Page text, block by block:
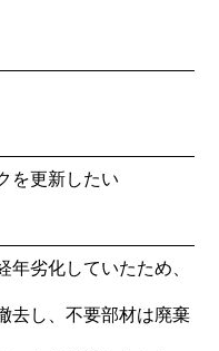
を更新したい
年劣化していたため、
去し、不要部材は廃棄